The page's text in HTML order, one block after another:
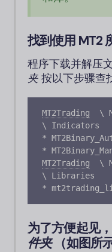
找到使用 MT2
程序下载并解压
夹 按以下步骤查
MT2Trading
\
\ Indicators
*
*
MT2Trading
\
\ Libraries
为了方便起见
件夹（如图所示